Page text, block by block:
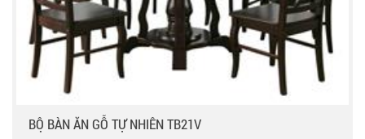
BỘ BÀN ĂN GỖ TỰ NHIÊN TB21V